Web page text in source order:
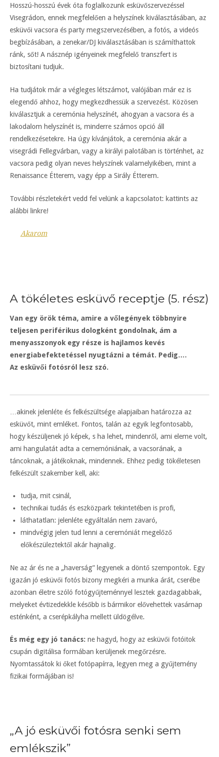
Hosszú-hosszú évek óta foglalkozunk esküvőszervezéssel
Visegrádon, ennek megfelelően a helyszínek kiválasztásában, az
esküvői vacsora és party megszervezésében, a fotós, a videós
begbízásában, a zenekar/DJ kiválasztásában is számíthattok
ránk, sőt! A násznép igényeinek megfelelő transzfert is
biztosítani tudjuk.
Ha tudjátok már a végleges létszámot, valójában már ez is
elegendő ahhoz, hogy megkezdhessük a szervezést. Közösen
kiválasztjuk a ceremónia helyszínét, ahogyan a vacsora és a
lakodalom helyszínét is, minderre számos opció áll
rendelkezésetekre. Ha úgy kívánjátok, a ceremónia akár a
visegrádi Fellegvárban, vagy a királyi palotában is történhet, az
vacsora pedig olyan neves helyszínek valamelyikében, mint a
Renaissance Étterem, vagy épp a Sirály Étterem.
További részletekért vedd fel velünk a kapcsolatot: kattints az
alábbi linkre!
Akarom
A tökéletes esküvő receptje (5. rész)
Van egy örök téma, amire a vőlegények többnyire
teljesen periférikus dologként gondolnak, ám a
menyasszonyok egy része is hajlamos kevés
energiabefektetéssel nyugtázni a témát. Pedig….
Az esküvői fotósról lesz szó.
…akinek jelenléte és felkészültsége alapjaiban határozza az
esküvőt, mint emléket. Fontos, talán az egyik legfontosabb,
hogy készüljenek jó képek, s ha lehet, mindenről, ami eleme volt,
ami hangulatát adta a cememóniának, a vacsorának, a
táncoknak, a játékoknak, mindennek. Ehhez pedig tökéletesen
felkészült szakember kell, aki:
tudja, mit csinál,
technikai tudás és eszközpark tekintetében is profi,
láthatatlan: jelenléte egyáltalán nem zavaró,
mindvégig jelen tud lenni a ceremóniát megelőző
előkészüleztektől akár hajnalig.
Ne az ár és ne a „haverság” legyenek a döntő szempontok. Egy
igazán jó esküvői fotós bizony megkéri a munka árát, cserébe
azonban életre szóló fotógyűjteménnyel lesztek gazdagabbak,
melyeket évtizedekkle később is bármikor elővehettek vasárnap
esténként, a cserépkályha mellett üldögélve.
És még egy jó tanács: ne hagyd, hogy az esküvői fotóitok
csupán digitálisa formában kerüljenek megőrzésre.
Nyomtassátok ki őket fotópapírra, legyen meg a gyűjtemény
fizikai formájában is!
„A jó esküvői fotósra senki sem
emlékszik”